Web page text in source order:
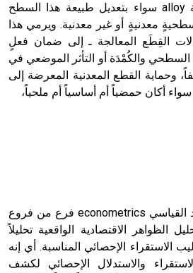
- هل تعلم أن أبجر Abgar اسم معروف جيداً يعود إلى عدد من
إديسا (الرها) من أبجر الأول وحتى
أسرة أوسروين
معدن أو سبيكة ـ خليطة alloy سواء بتعديل طبيعة هذا السطح
معدنيةٍ أو غير معدنية. ويرمي هذا
القِطَع المعالجة ـ إلى ضمان فعلٍ
والكُمْدَة أو التأثر الموضعي في
وحماية القطع المعدنية المعرضة إلى
أكان حمضياً أم أساسياً أم ملحياً،
الاقتصاد القياسي الاقتصاد القياسي econometrics فرع من فروع
الظواهر الاقتصادية الواقعية تحليلاً
الاستقراء الإحصائي المناسبة. أي إنه
والاستدلال الإحصائي لكشف